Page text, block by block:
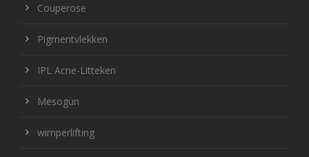
Couperose
Pigmentvlekken
IPL Acne-Litteken
Mesogun
wimperlifting